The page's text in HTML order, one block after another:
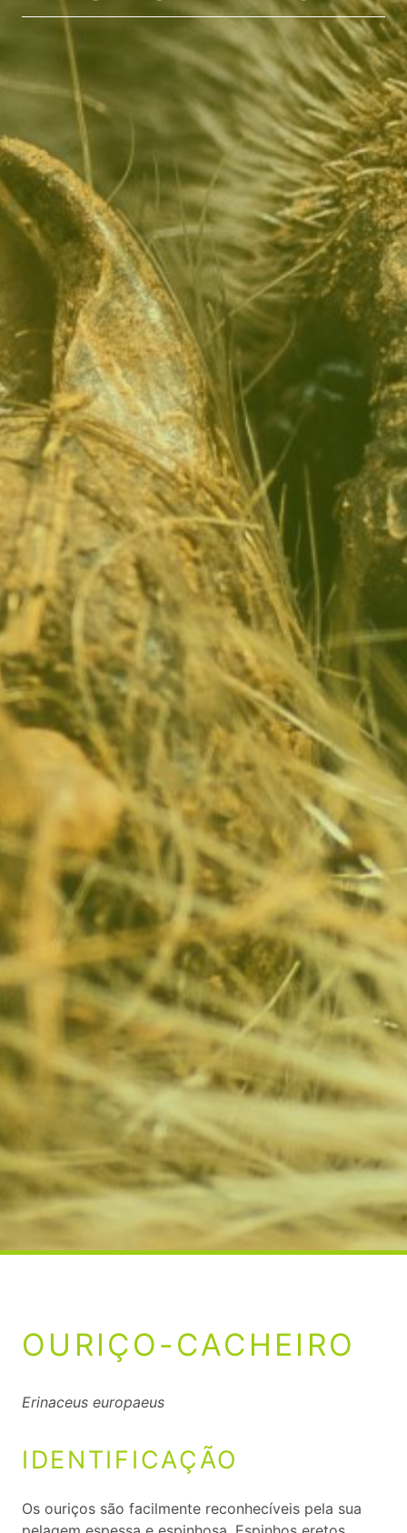
OURIÇO-CACHEIRO
Erinaceus europaeus
IDENTIFICAÇÃO
Os ouriços são facilmente reconhecíveis pela sua